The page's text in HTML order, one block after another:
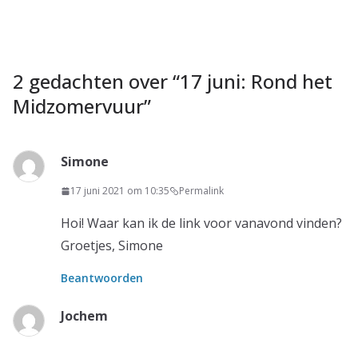
2 gedachten over “17 juni: Rond het
Midzomervuur”
Simone
17 juni 2021 om 10:35 Permalink
Hoi! Waar kan ik de link voor vanavond vinden?
Groetjes, Simone
Beantwoorden
Jochem